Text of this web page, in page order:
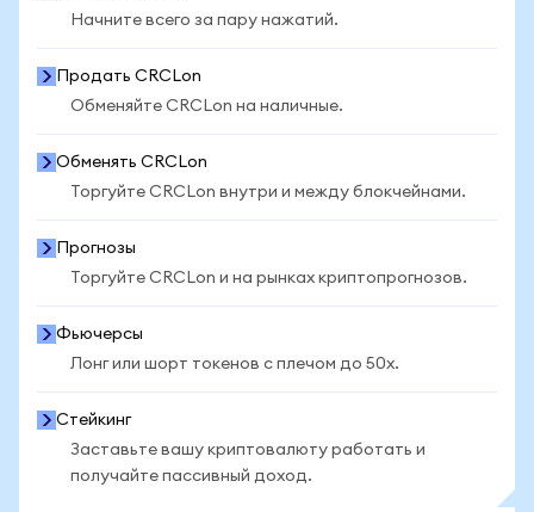
Начните всего за пару нажатий.
Продать CRCLon
Обменяйте CRCLon на наличные.
Обменять CRCLon
Торгуйте CRCLon внутри и между блокчейнами.
Прогнозы
Торгуйте CRCLon и на рынках криптопрогнозов.
Фьючерсы
Лонг или шорт токенов с плечом до 50x.
Стейкинг
Заставьте вашу криптовалюту работать и
получайте пассивный доход.